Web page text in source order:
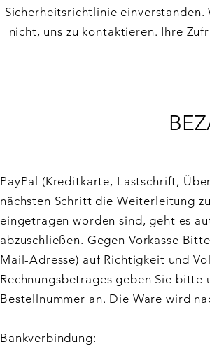
Sicherheitsrichtlinie einverstanden.
nicht, uns zu kontaktieren. Ihre
PayPal (Kreditkarte, Lastschrift,
nächsten Schritt die Weiterleitung
eingetragen worden sind, geht es
abzuschließen. Gegen Vorkasse
Mail-Adresse) auf Richtigkeit und
Rechnungsbetrages geben Sie bitte
Bestellnummer an. Die Ware wird
Bankverbindung: